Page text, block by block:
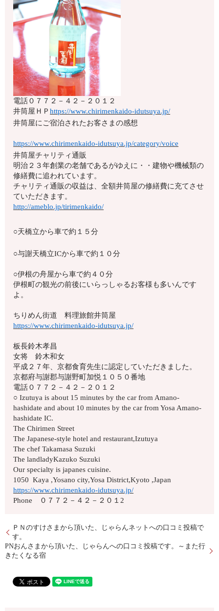
電話０７７２－４２－２０１２
井筒屋ＨＰhttps://www.chirimenkaido-idutsuya.jp/
井筒屋にご宿泊されたお客さまの感想
https://www.chirimenkaido-idutsuya.jp/category/voice
井筒屋チャリティ通販
明治２３年創業の老舗であるがゆえに・・建物や機械類の
修繕費に追われています。
チャリティ通販の収益は、全額井筒屋の修繕費に充てさせ
ていただきます。
http://ameblo.jp/tirimenkaido/
○天橋立から車で約１５分
○与謝天橋立ICから車で約１０分
○伊根の舟屋から車で約４０分
伊根町の観光の前後にいらっしゃるお客様も多いんです
よ。
ちりめん街道 料理旅館井筒屋
https://www.chirimenkaido-idutsuya.jp/
板長鈴木孝昌
女将 鈴木和女
平成２７年、京都食育先生に認定していただきました。
京都府与謝郡与謝野町加悦１０５０番地
電話０７７２－４２－２０１２
○ Izutuya is about 15 minutes by the car from Amano-
hashidate and about 10 minutes by the car from Yosa Amano-
hashidate IC.
The Chirimen Street
The Japanese-style hotel and restaurant,Izutuya
The chef Takamasa Suzuki
The landladyKazuko Suzuki
Our specialty is japanes cuisine.
1050 Kaya ,Yosano city,Yosa District,Kyoto ,Japan
https://www.chirimenkaido-idutsuya.jp/
Phone ０７７２－４２－２０１2
ＰＮのすけさまから頂いた、じゃらんネットへの口コミ投稿で
す。
PNおんさまから頂いた、じゃらんへの口コミ投稿です。～また行
きたくなる宿